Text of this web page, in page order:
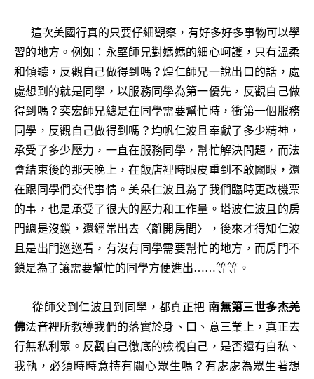
這次美國行真的只要仔細觀察，有好多好多事物可以學
習的地方。例如：永堅師兄對媽媽的細心呵護，只有溫柔
和傾聽，反觀自己做得到嗎？煌仁師兄一說出口的話，處
處想到的就是同學，以服務同學為第一優先，反觀自己做
得到嗎？奕宏師兄總是在同學需要幫忙時，衝第一個服務
同學，反觀自己做得到嗎？均帆仁波且奉獻了多少精神，
承受了多少壓力，一直在服務同學，幫忙解決問題，而法
會結束後的那天晚上，在飯店裡時眼皮重到不敢闔眼，還
在跟同學們交代事情。美朵仁波且為了我們臨時更改機票
的事，也是承受了很大的壓力和工作量。塔波仁波且的房
門總是沒鎖，還經常出去〈離開房間〉，後來才得知仁波
且是出門巡巡看，有沒有同學需要幫忙的地方，而房門不
鎖是為了讓需要幫忙的同學方便進出……等等。
從師父到仁波且到同學，都真正把 南無第三世多杰羌
佛法音裡所教導我們的落實於身、口、意三業上，真正去
行無私利眾。反觀自己徹底的檢視自己，是否還有自私、
我執，必須時時意持有關心眾生嗎？有處處為眾生著想